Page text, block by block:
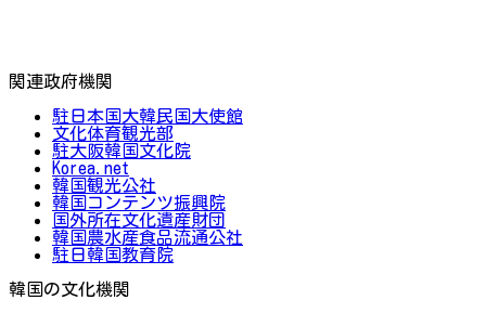
関連政府機関
駐日本国大韓民国大使館
文化体育観光部
駐大阪韓国文化院
Korea.net
韓国観光公社
韓国コンテンツ振興院
国外所在文化遺産財団
韓国農水産食品流通公社
駐日韓国教育院
韓国の文化機関